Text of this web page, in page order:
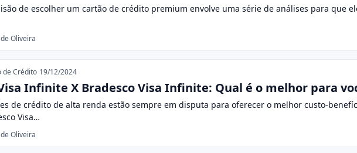
de escolher um cartão de crédito premium envolve uma série de análises para que
Oliveira
de Crédito 19/12/2024
Infinite X Bradesco Visa Infinite: Qual é o melhor para
de crédito de alta renda estão sempre em disputa para oferecer o melhor custo-
Visa…
Oliveira